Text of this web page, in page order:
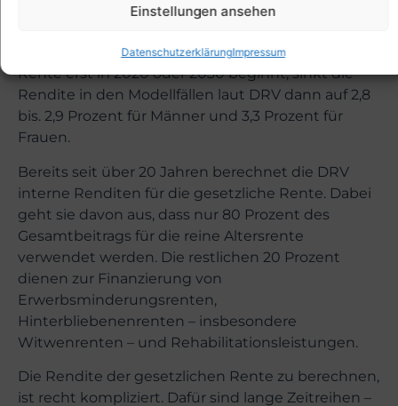
Einstellungen ansehen
DatenschutzerklärungImpressum
Standardrentner mit Rentenbeginn 1.1.2020 – also
und 3,5 Prozent für Frauen beziffert. Sofern die
Rente erst in 2020 oder 2030 beginnt, sinkt die
Rendite in den Modellfällen laut DRV dann auf 2,8
bis. 2,9 Prozent für Männer und 3,3 Prozent für
Frauen.
Bereits seit über 20 Jahren berechnet die DRV
interne Renditen für die gesetzliche Rente. Dabei
geht sie davon aus, dass nur 80 Prozent des
Gesamtbeitrags für die reine Altersrente
verwendet werden. Die restlichen 20 Prozent
dienen zur Finanzierung von
Erwerbsminderungsrenten,
Hinterbliebenenrenten – insbesondere
Witwenrenten – und Rehabilitationsleistungen.
Die Rendite der gesetzlichen Rente zu berechnen,
ist recht kompliziert. Dafür sind lange Zeitreihen –